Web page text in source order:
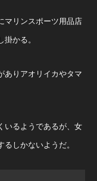
マリンスポーツ用品店
かる。
ありアオリイカやタマ
いるようであるが、女
しかないようだ。